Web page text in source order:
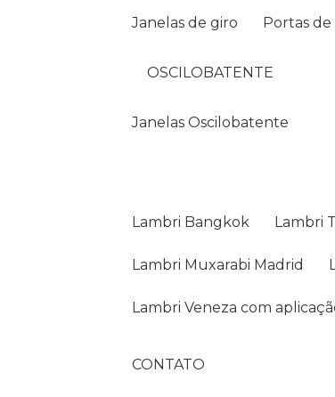
Janelas de giro Portas
OSCILOBATENTE
Janelas Oscilobatente
Lambri Bangkok Lambri
Lambri Muxarabi Madrid
Lambri Veneza com
CONTATO